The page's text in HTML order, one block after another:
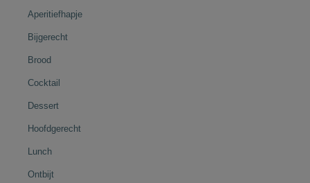
Aperitiefhapje
Bijgerecht
Brood
Cocktail
Dessert
Hoofdgerecht
Lunch
Ontbijt